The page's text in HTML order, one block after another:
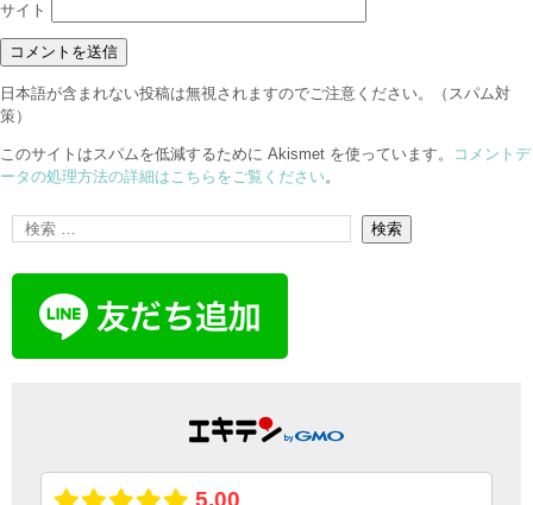
サイト
日本語が含まれない投稿は無視されますのでご注意ください。（スパム対
策）
このサイトはスパムを低減するために Akismet を使っています。
コメントデ
ータの処理方法の詳細はこちらをご覧ください。